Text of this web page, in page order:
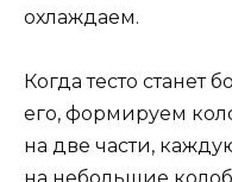
охлаждаем.
Когда тесто
его, формируем
на две части,